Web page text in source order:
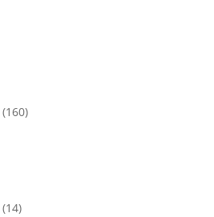
(160)
(14)